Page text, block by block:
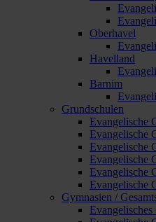
Oberhavel
Havelland
Barnim
Grundschulen
Evangelische
Evangelische
Evangelische
Evangelische
Evangelische
Evangelische
Gymnasien /